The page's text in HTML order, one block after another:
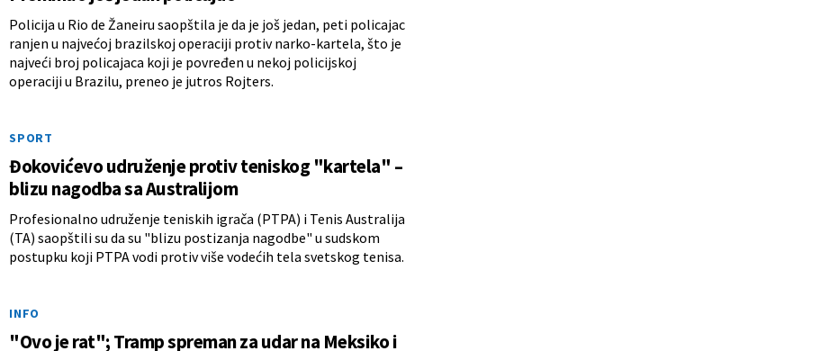
Policija u Rio de Žaneiru saopštila je da je još jedan, peti policajac
ranjen u najvećoj brazilskoj operaciji protiv narko-kartela, što je
najveći broj policajaca koji je povređen u nekoj policijskoj
operaciji u Brazilu, preneo je jutros Rojters.
SPORT
Đokovićevo udruženje protiv teniskog "kartela" –
blizu nagodba sa Australijom
Profesionalno udruženje teniskih igrača (PTPA) i Tenis Australija
(TA) saopštili su da su "blizu postizanja nagodbe" u sudskom
postupku koji PTPA vodi protiv više vodećih tela svetskog tenisa.
INFO
"Ovo je rat"; Tramp spreman za udar na Meksiko i